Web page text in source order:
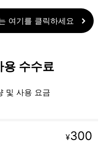
여기를 클릭하세요
용 수수료
및 사용 요금
¥300